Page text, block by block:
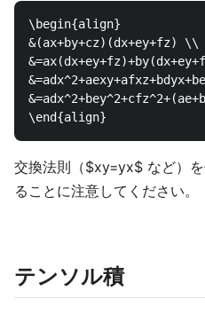
\begin{align}
&(ax+by+cz)(dx+ey+fz) \\
交換法則（$xy=yx$ など）
ることに注意してください。
テンソル積